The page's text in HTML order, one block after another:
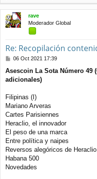
rave
Moderador Global
Re: Recopilación
M
n
s
j
e
06 Oct 2021 17:39
Asescoin La Sota Número 49
adicionales)
Filipinas (I)
Mariano Arveras
Cartes Parisiennes
Heraclio, el innovador
El peso de una marca
Entre política y naipes
Reversos alegóricos de
Habana 500
Novedades